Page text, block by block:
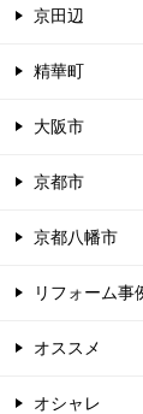
京田辺
精華町
大阪市
京都市
京都八幡市
リフォーム事
オススメ
オシャレ